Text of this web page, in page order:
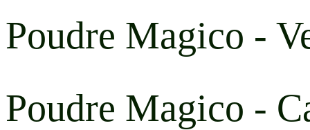
Poudre Magico -
Poudre Magico -